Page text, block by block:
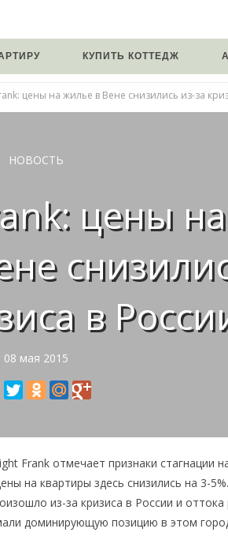
КУПИТЬ КОТТЕДЖ
цены на жилье в Вене снизились из-за
НОВОСТЬ
цены на
в
08 мая 2015
Frank отмечает признаки стагнации
на квартиры здесь снизились на 3-
из-за кризиса в России и оттока
доминирующую позицию в этом